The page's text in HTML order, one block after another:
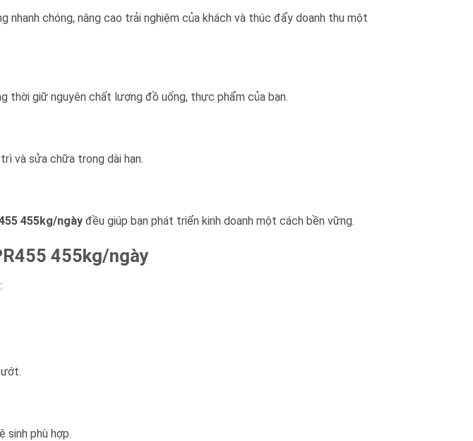
nhanh chóng, nâng cao trải nghiệm của khách và thúc đẩy doanh thu một
thời giữ nguyên chất lượng đồ uống, thực phẩm của bạn.
và sửa chữa trong dài hạn.
455kg/ngày đều giúp bạn phát triển kinh doanh một cách bền vững.
455kg/ngày
sinh phù hợp.